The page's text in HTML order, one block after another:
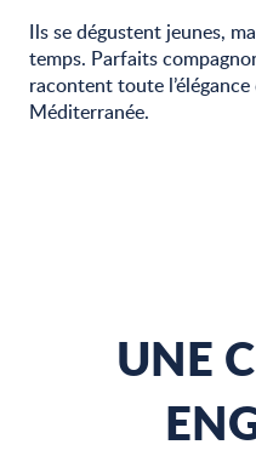
Ils se dégustent jeunes,
temps. Parfaits
racontent toute
Méditerranée.
UNE